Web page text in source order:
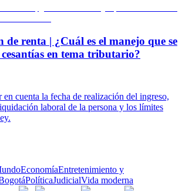
de renta | ¿Cuál es el manejo que se
cesantías en tema tributario?
en cuenta la fecha de realización del ingreso,
laboral de la persona y los límites
EconomíaEntretenimiento y
PolíticaJudicialVida moderna